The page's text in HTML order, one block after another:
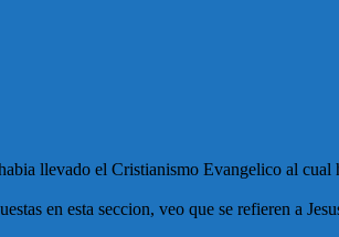
llevado el Cristianismo Evangelico al cual
en esta seccion, veo que se refieren a